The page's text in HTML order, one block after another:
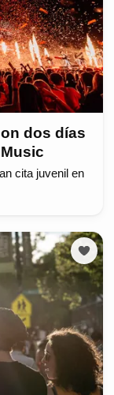
dos días
cita juvenil en